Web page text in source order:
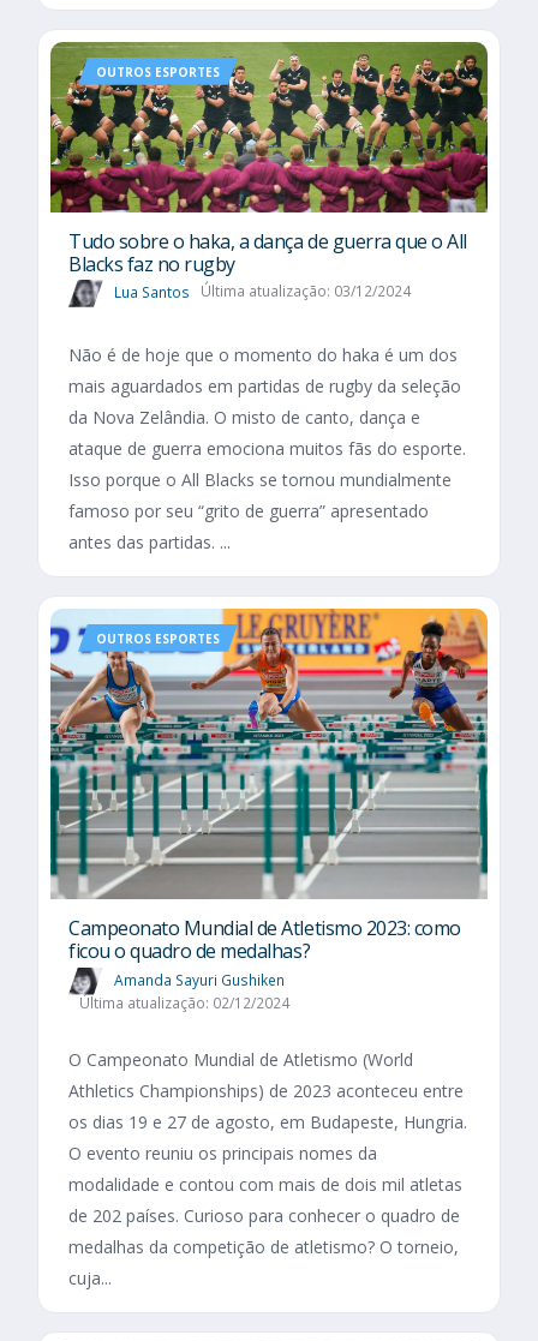
OUTROS ESPORTES
Tudo sobre o haka, a dança de guerra que o All
Blacks faz no rugby
Lua Santos Última atualização: 03/12/2024
Não é de hoje que o momento do haka é um dos
mais aguardados em partidas de rugby da seleção
da Nova Zelândia. O misto de canto, dança e
ataque de guerra emociona muitos fãs do esporte.
Isso porque o All Blacks se tornou mundialmente
famoso por seu “grito de guerra” apresentado
antes das partidas. ...
OUTROS ESPORTES
Campeonato Mundial de Atletismo 2023: como
ficou o quadro de medalhas?
Amanda Sayuri Gushiken
Última atualização: 02/12/2024
O Campeonato Mundial de Atletismo (World
Athletics Championships) de 2023 aconteceu entre
os dias 19 e 27 de agosto, em Budapeste, Hungria.
O evento reuniu os principais nomes da
modalidade e contou com mais de dois mil atletas
de 202 países. Curioso para conhecer o quadro de
medalhas da competição de atletismo? O torneio,
cuja...